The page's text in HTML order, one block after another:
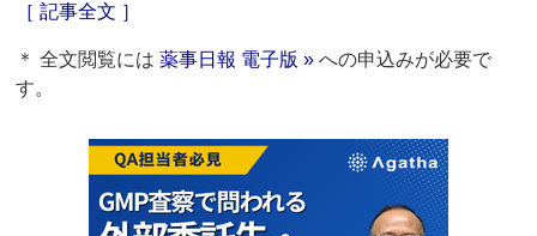
［ 記事全文 ］
＊ 全文閲覧には薬事日報 電子版 » への申込みが必要で
す。